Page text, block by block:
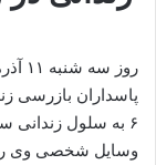
پاسداران بازرسی
۶ به سلول
وسایل شخصی وی را